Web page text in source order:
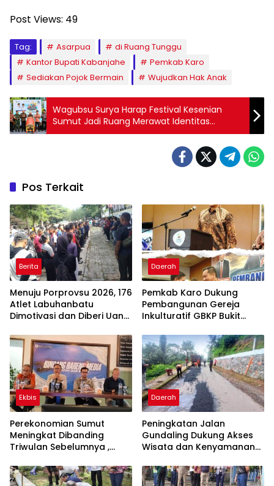
Post Views: 49
Tag: Asarpua
di Ruang Tunggu
Kantor Bupati Kabanjahe
Pemkab Karo
Sediakan Pojok Bermain
Wujudkan Hak Anak
Wagubsu Surya Harap Festival Kesenian
Sumut Jadi Ruang Merawat Identitas
Budaya
Pos Terkait
Berita
Menuju Porprovsu 2026, 176
Atlet Labuhanbatu
Dimotivasi dan Diberi Uang
Daerah
Pemkab Karo Dukung
Pembangunan Gereja
Inkulturatif GBKP Bukit
Ekbis
Perekonomian Sumut
Meningkat Dibanding
Triwulan Sebelumnya ,
Daerah
Peningkatan Jalan
Gundaling Dukung Akses
Wisata dan Kenyamanan